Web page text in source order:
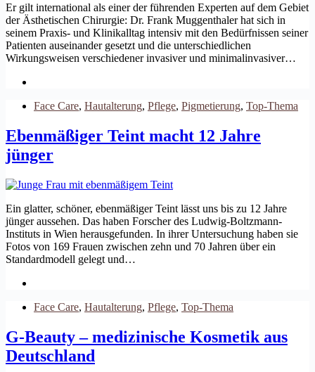
Er gilt international als einer der führenden Experten auf dem Gebiet
der Ästhetischen Chirurgie: Dr. Frank Muggenthaler hat sich in
seinem Praxis- und Klinikalltag intensiv mit den Bedürfnissen seiner
Patienten auseinander gesetzt und die unterschiedlichen
Wirkungsweisen verschiedener invasiver und minimalinvasiver…
Face Care, Hautalterung, Pflege, Pigmetierung, Top-Thema
Ebenmäßiger Teint macht 12 Jahre
jünger
Ein glatter, schöner, ebenmäßiger Teint lässt uns bis zu 12 Jahre
jünger aussehen. Das haben Forscher des Ludwig-Boltzmann-
Instituts in Wien herausgefunden. In ihrer Untersuchung haben sie
Fotos von 169 Frauen zwischen zehn und 70 Jahren über ein
Standardmodell gelegt und…
Face Care, Hautalterung, Pflege, Top-Thema
G-Beauty – medizinische Kosmetik aus
Deutschland